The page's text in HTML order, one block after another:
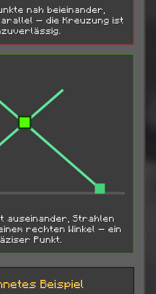
nah beieinander,
— die Kreuzung ist
auseinander, Strahlen
rechten Winkel — ein
Punkt.
Beispiel